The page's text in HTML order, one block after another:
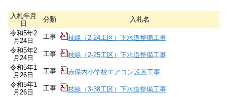
入札年月
日
分類
入札名
令和5年2
月24日
工事
枝線（2-24工区）下水道整備工事
令和5年2
月24日
工事
枝線（2-25工区）下水道整備工事
令和5年1
月26日
工事
赤保内小学校エアコン設置工事
令和5年1
月26日
工事
枝線（3-38工区）下水道整備工事